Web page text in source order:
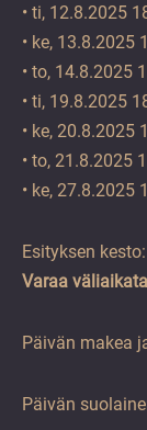
• ti, 12.8.2025
• ke, 13.8.2025
• to, 14.8.2025
• ti, 19.8.2025
• ke, 20.8.2025
• to, 21.8.2025
• ke, 27.8.2025
Esityksen
Varaa
Päivän makea
Päivän